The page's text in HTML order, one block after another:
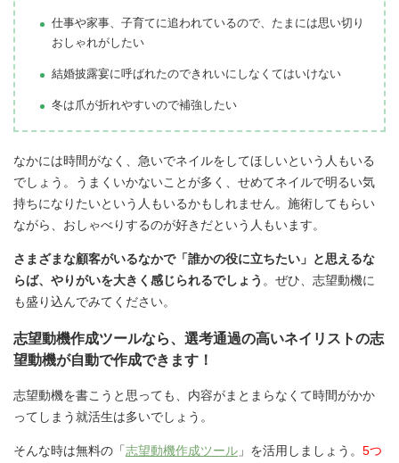
仕事や家事、子育てに追われているので、たまには思い切り
おしゃれがしたい
結婚披露宴に呼ばれたのできれいにしなくてはいけない
冬は爪が折れやすいので補強したい
なかには時間がなく、急いでネイルをしてほしいという人もいる
でしょう。うまくいかないことが多く、せめてネイルで明るい気
持ちになりたいという人もいるかもしれません。施術してもらい
ながら、おしゃべりするのが好きだという人もいます。
さまざまな顧客がいるなかで「誰かの役に立ちたい」と思えるな
らば、やりがいを大きく感じられるでしょう 。ぜひ、志望動機に
も盛り込んでみてください。
志望動機作成ツールなら、選考通過の高いネイリストの志
望動機が自動で作成できます！
志望動機を書こうと思っても、内容がまとまらなくて時間がかか
ってしまう就活生は多いでしょう。
そんな時は無料の「志望動機作成ツール 」を活用しましょう。 5つ